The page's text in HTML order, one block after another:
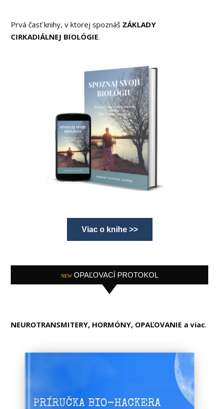
Prvá časť knihy, v ktorej spoznáš ZÁKLADY
CIRKADIÁLNEJ BIOLÓGIE.
Viac o knihe >>
NEW OPAĽOVACÍ PROTOKOL
NEUROTRANSMITERY, HORMÓNY, OPAĽOVANIE a viac.